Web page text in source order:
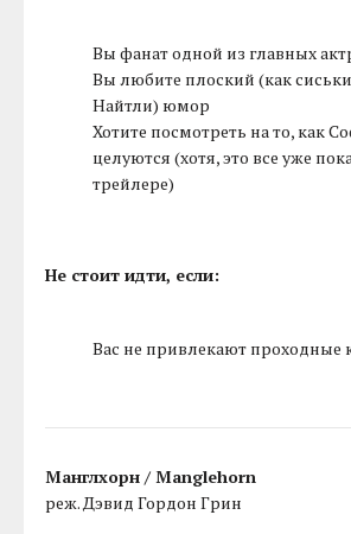
Вы фанат одной из главных
Вы любите плоский (как
Найтли) юмор
Хотите посмотреть на то, как
целуются (хотя, это все уже
трейлере)
Не стоит идти, если:
Вас не привлекают проходные
Манглхорн / Manglehorn
реж. Дэвид Гордон Грин